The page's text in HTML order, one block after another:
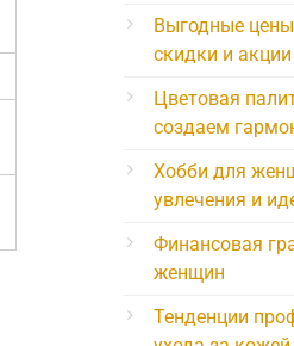
Выгодные
скидки и
Цветовая
создаем
Хобби для
увлечения и
Финансовая
женщин
Тенденции